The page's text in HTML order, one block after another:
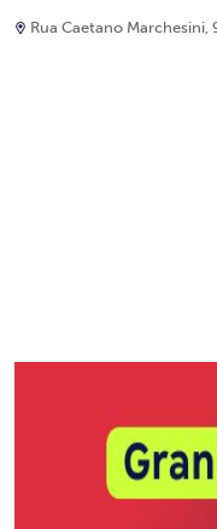
Rua Caetano Marchesini,